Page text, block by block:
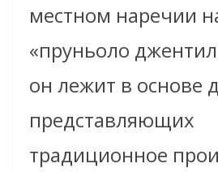
местном наречии
«пруньоло
он лежит в основе
представляющих
традиционное